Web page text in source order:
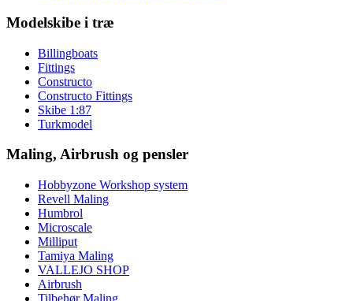
Modelskibe i træ
Billingboats
Fittings
Constructo
Constructo Fittings
Skibe 1:87
Turkmodel
Maling, Airbrush og pensler
Hobbyzone Workshop system
Revell Maling
Humbrol
Microscale
Milliput
Tamiya Maling
VALLEJO SHOP
Airbrush
Tilbehør Maling